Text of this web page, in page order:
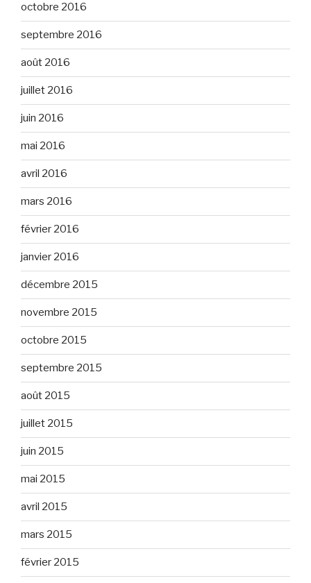
octobre 2016
septembre 2016
août 2016
juillet 2016
juin 2016
mai 2016
avril 2016
mars 2016
février 2016
janvier 2016
décembre 2015
novembre 2015
octobre 2015
septembre 2015
août 2015
juillet 2015
juin 2015
mai 2015
avril 2015
mars 2015
février 2015